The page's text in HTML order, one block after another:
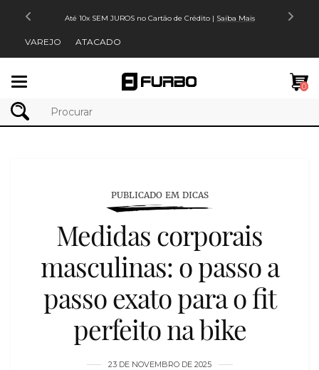
Até 10x SEM JUROS no Cartão de Crédito | Saiba Mais
VAREJO ATACADO
0
PUBLICADO EM DICAS
Medidas corporais
masculinas: o passo a
passo exato para o fit
perfeito na bike
23 DE NOVEMBRO DE 2025